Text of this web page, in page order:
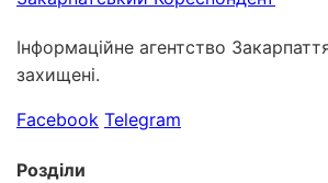
Інформаційне агентство
захищені.
Facebook Telegram
Розділи